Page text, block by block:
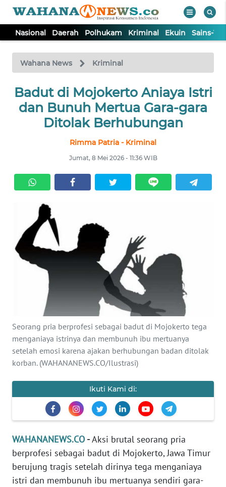
Nasional Daerah Polhukam Kriminal Ekuin Sains-
Wahana News Kriminal
Badut di Mojokerto Aniaya Istri
dan Bunuh Mertua Gara-gara
Ditolak Berhubungan
Rimma Patria - Kriminal
Jumat, 8 Mei 2026 - 11:36 WIB
Seorang pria berprofesi sebagai badut di Mojokerto tega
menganiaya istrinya dan membunuh ibu mertuanya
setelah emosi karena ajakan berhubungan badan ditolak
korban. (WAHANANEWS.CO/Ilustrasi)
Ikuti Kami di:
WAHANANEWS.CO -Aksi brutal seorang pria
berprofesi sebagai badut di Mojokerto, Jawa Timur
berujung tragis setelah dirinya tega menganiaya
istri dan membunuh ibu mertuanya sendiri gara-
TV
Tutup
NASIONAL
KRIMINAL
SAINS-TEKNO
KESEHATAN
INTERNASIONAL
SERBA-SERBI
PENDIDIKAN
Informasi
INDEKS